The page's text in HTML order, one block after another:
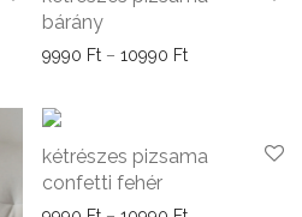
8990 Ft - 9990 Ft
bárány
9990 Ft – 10990 FtÁrtartomány:
kétrészes pizsama
confetti fehér